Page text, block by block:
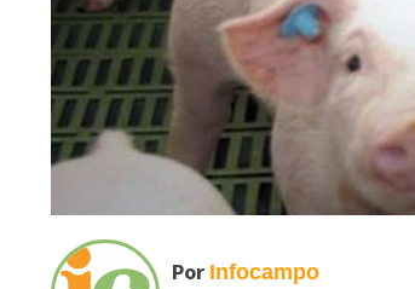
Por Infocampo